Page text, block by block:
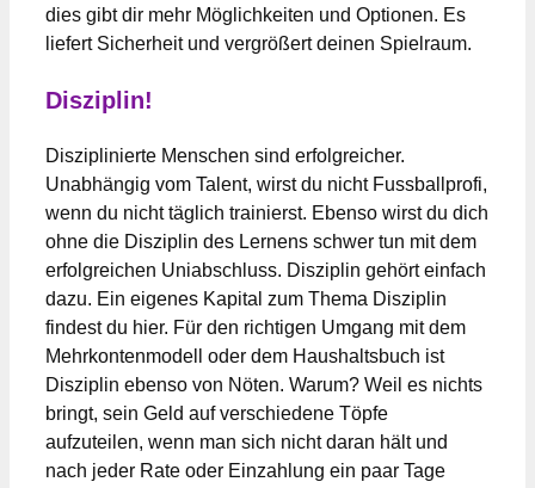
dies gibt dir mehr Möglichkeiten und Optionen. Es
liefert Sicherheit und vergrößert deinen Spielraum.
Disziplin!
Disziplinierte Menschen sind erfolgreicher.
Unabhängig vom Talent, wirst du nicht Fussballprofi,
wenn du nicht täglich trainierst. Ebenso wirst du dich
ohne die Disziplin des Lernens schwer tun mit dem
erfolgreichen Uniabschluss. Disziplin gehört einfach
dazu. Ein eigenes Kapital zum Thema Disziplin
findest du hier. Für den richtigen Umgang mit dem
Mehrkontenmodell oder dem Haushaltsbuch ist
Disziplin ebenso von Nöten. Warum? Weil es nichts
bringt, sein Geld auf verschiedene Töpfe
aufzuteilen, wenn man sich nicht daran hält und
nach jeder Rate oder Einzahlung ein paar Tage